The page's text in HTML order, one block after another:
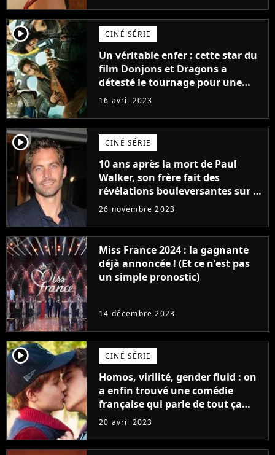
player2 CINÉ SÉRIE
Un véritable enfer : cette star du
film Donjons et Dragons a
détesté le tournage pour une
raison très spéciale
16 avril 2023
player2 CINÉ SÉRIE
10 ans après la mort de Paul
Walker, son frère fait des
révélations bouleversantes sur la
réaction des acteurs de Fast and
26 novembre 2023
Miss France 2024 : la gagnante
déjà annoncée ! (Et ce n'est pas
un simple pronostic)
14 décembre 2023
player2 CINÉ SÉRIE
Homos, virilité, gender fluid : on
a enfin trouvé une comédie
française qui parle de tout ça
sans être super ringarde
20 avril 2023